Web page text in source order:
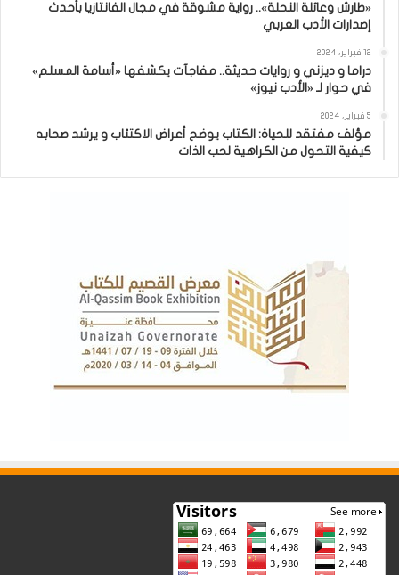
«طارش وعائلة النحلة».. رواية مشوقة في مجال الفانتازيا بأحدث
إصدارات الأدب العربي
12 فبراير، 2024
دراما و ديزني و روايات حديثة.. مفاجآت يكشفها «أسامة المسلم»
في حوار لـ «الأدب نيوز»
5 فبراير، 2024
مؤلف مفتقد للحياة: الكتاب يوضح أعراض الاكتئاب و يرشد صحابه
كيفية التحول من الكراهية لحب الذات